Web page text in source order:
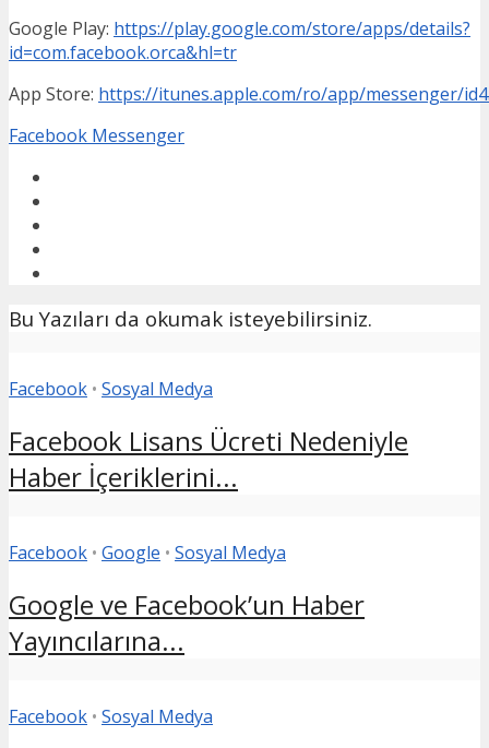
Google Play: https://play.google.com/store/apps/details?
id=com.facebook.orca&hl=tr
App Store: https://itunes.apple.com/ro/app/messenger/
Facebook Messenger
Bu Yazıları da okumak isteyebilirsiniz.
Facebook • Sosyal Medya
Facebook Lisans Ücreti Nedeniyle
Haber İçeriklerini...
Facebook • Google • Sosyal Medya
Google ve Facebook’un Haber
Yayıncılarına...
Facebook • Sosyal Medya